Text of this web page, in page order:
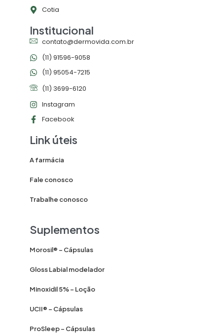
Cotia
Institucional
contato@dermovida.com.br
(11) 91596-9058
(11) 95054-7215
(11) 3699-6120
Instagram
Facebook
Link úteis
A farmácia
Fale conosco
Trabalhe conosco
Suplementos
Morosil® – Cápsulas
Gloss Labial modelador
Minoxidil 5% – Loção
UCII® – Cápsulas
ProSleep – Cápsulas